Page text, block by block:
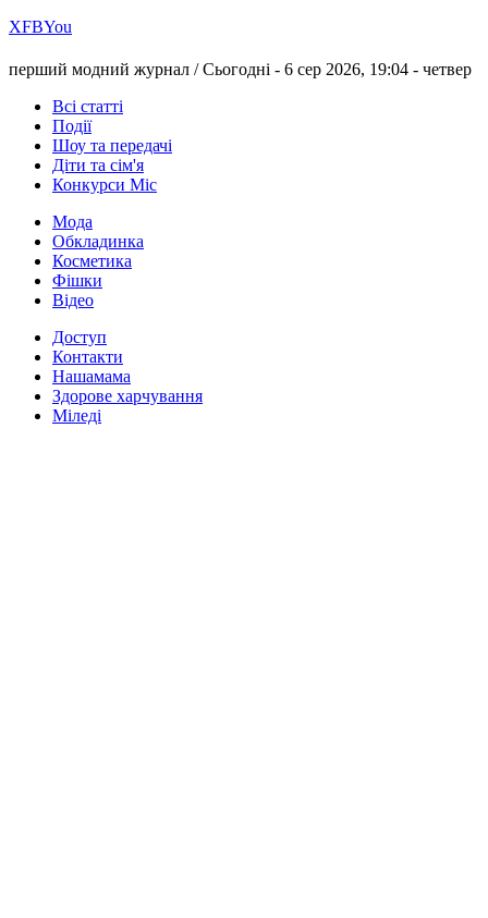
ХFBYou
перший модний журнал /Сьогодні - 6 сер 2026, 19:04 - четвер
Всі статті
Події
Шоу та передачі
Діти та сім'я
Конкурси Міс
Мода
Обкладинка
Косметика
Фішки
Відео
Доступ
Контакти
Нашамама
Здорове харчування
Міледі